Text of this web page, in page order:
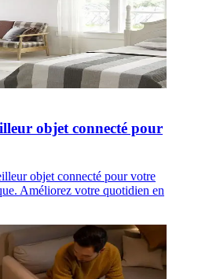
objet connecté pour
objet connecté pour votre
Améliorez votre quotidien en